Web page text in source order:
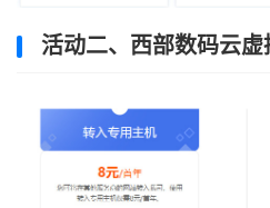
活动二、西部数码云